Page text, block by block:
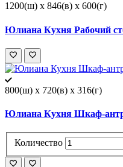
1200(ш) x 846(в) x 600(г)
Юлиана Кухня Рабочий
800(ш) x 720(в) x 316(г)
Юлиана Кухня Шкаф-
Количество